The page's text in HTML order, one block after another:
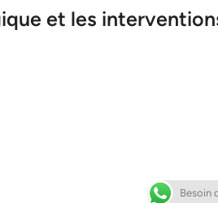
et les
Besoin